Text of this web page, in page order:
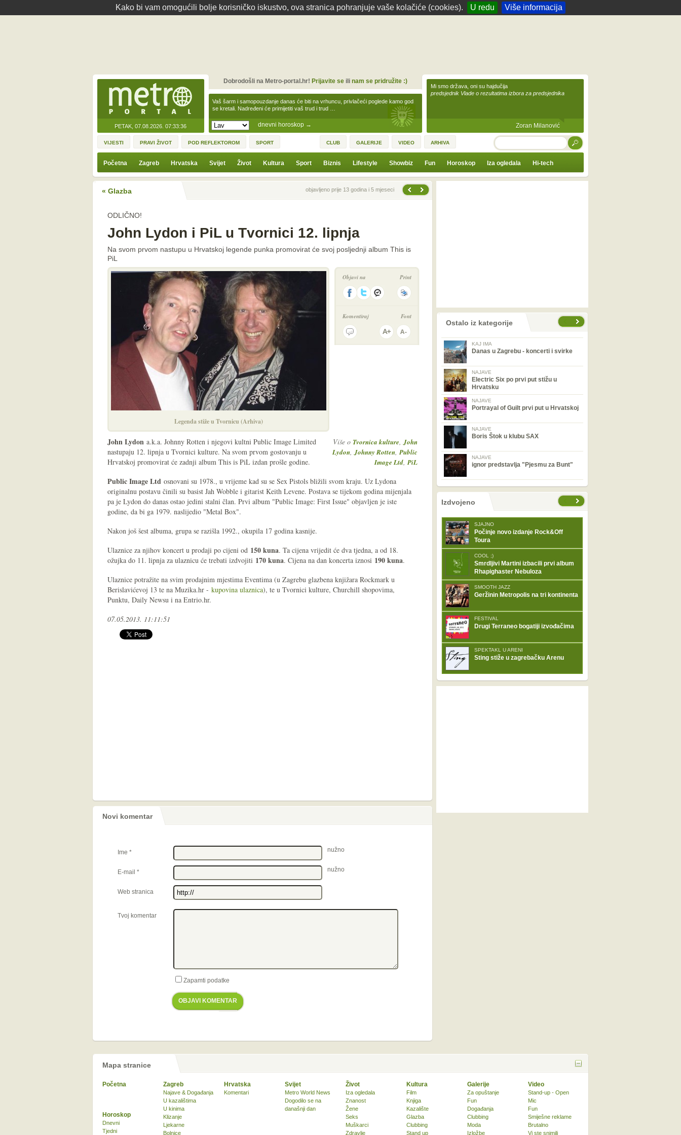
Kako bi vam omogućili bolje korisničko iskustvo, ova stranica pohranjuje vaše kolačiće (cookies). U redu Više informacija
PETAK, 07.08.2026. 07:33:36 dnevni horoskop →
Vaš šarm i samopouzdanje danas će biti na vrhuncu, privlačeći poglede kamo god
se kretali. Nadređeni će primijetiti vaš trud i trud …
Dobrodošli na Metro-portal.hr! Prijavite seili nam se pridružite :)
Mi smo država, oni su hajdučija
predsjednik Vlade o rezultatima izbora za predsjednika
Zoran Milanović
VIJESTI PRAVI ŽIVOT POD REFLEKTOROM SPORT CLUB GALERIJE VIDEO ARHIVA TRAŽI
Početna Zagreb Hrvatska Svijet Život Kultura Sport Biznis Lifestyle Showbiz Fun Horoskop Iza ogledala Hi-tech
« Glazba Prethodna vijestobjavljeno prije 13 godina i 5 mjeseci
ODLIČNO!
John Lydon i PiL u Tvornici 12. lipnja
Na svom prvom nastupu u Hrvatskoj legende punka promovirat će svoj posljednji album This is
PiL
Legenda stiže u Tvornicu (Arhiva)
Objavi na Print
Komentiraj Font
Više o Tvornica kulture,John
Lydon,Johnny Rotten,Public
Image Ltd,PiL
John Lydon a.k.a. Johnny Rotten i njegovi kultni Public Image Limited
nastupaju 12. lipnja u Tvornici kulture. Na svom prvom gostovanju u
Hrvatskoj promovirat će zadnji album This is PiL izdan prošle godine.
Public Image Ltd osnovani su 1978., u vrijeme kad su se Sex Pistols bližili svom kraju. Uz Lydona
originalnu postavu činili su basist Jah Wobble i gitarist Keith Levene. Postava se tijekom godina mijenjala
pa je Lydon do danas ostao jedini stalni član. Prvi album "Public Image: First Issue" objavljen je iste
godine, da bi ga 1979. naslijedio "Metal Box".
Nakon još šest albuma, grupa se razišla 1992., okupila 17 godina kasnije.
Ulaznice za njihov koncert u prodaji po cijeni od 150 kuna. Ta cijena vrijedit će dva tjedna, a od 18.
ožujka do 11. lipnja za ulaznicu će trebati izdvojiti 170 kuna. Cijena na dan koncerta iznosi 190 kuna.
Ulaznice potražite na svim prodajnim mjestima Eventima (u Zagrebu glazbena knjižara Rockmark u
Berislavićevoj 13 te na Muzika.hr - kupovina ulaznica), te u Tvornici kulture, Churchill shopovima,
Punktu, Daily Newsu i na Entrio.hr.
07.05.2013. 11:11:51
Novi komentar
Ime * nužno
E-mail * nužno
Web stranica
Tvoj komentar
Zapamti podatke
OBJAVI KOMENTAR
prethodno Ostalo iz kategorije
KAJ IMA
Danas u Zagrebu - koncerti i svirke
NAJAVE
Electric Six po prvi put stižu u
Hrvatsku
NAJAVE
Portrayal of Guilt prvi put u Hrvatskoj
NAJAVE
Boris Štok u klubu SAX
NAJAVE
ignor predstavlja "Pjesmu za Bunt"
nema prethodne stranice
sljedećeIzdvojeno
SJAJNO
Počinje novo izdanje Rock&Off
Toura
COOL ;)
Smrdljivi Martini izbacili prvi album
Rhapighaster Nebuloza
SMOOTH JAZZ
Geržinin Metropolis na tri kontinenta
FESTIVAL
Drugi Terraneo bogatiji izvođačima
SPEKTAKL U ARENI
Sting stiže u zagrebačku Arenu
Mapa stranice
Početna Zagreb
Najave & Događanja
U kazalištima
U kinima
Klizanje
Ljekarne
Bolnice
Hrvatska
Komentari
Svijet
Metro World News
Dogodilo se na
današnji dan
Život
Iza ogledala
Znanost
Žene
Seks
Muškarci
Zdravlje
Kultura
Film
Knjiga
Kazalište
Glazba
Clubbing
Stand up
Horoskop
Dnevni
Tjedni
Galerije
Za opuštanje
Fun
Događanja
Clubbing
Moda
Izložbe
Video
Stand-up - Open
Mic
Fun
Smiješne reklame
Brutalno
Vi ste snimili